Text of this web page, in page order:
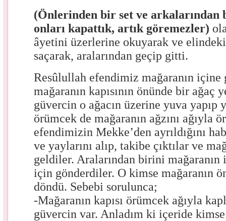
(Önlerinden bir set ve arkalarından
onları kapattık, artık göremezler)
âyetini üzerlerine okuyarak ve elindeki
saçarak, aralarından geçip gitti.
Resûlullah efendimiz mağaranın
mağaranın kapısının önünde bir ağaç
güvercin o ağacın üzerine yuva yapıp
örümcek de mağaranın ağzını ağıyla
efendimizin Mekke’den ayrıldığını
ve yaylarını alıp, takibe çıktılar ve
geldiler. Aralarından birini mağaranın
için gönderdiler. O kimse mağaranın
döndü. Sebebi sorulunca;
-Mağaranın kapısı örümcek ağıyla
güvercin var. Anladım ki içeride